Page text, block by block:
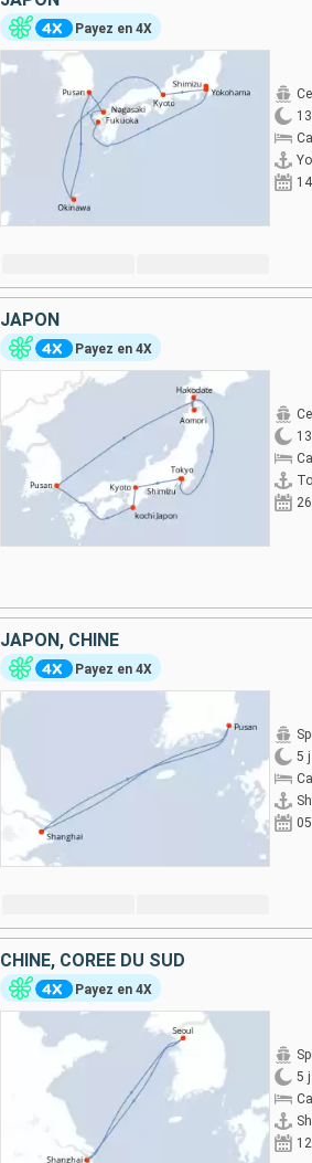
Payez en 4X
JAPON
Payez en 4X
JAPON, CHINE
Payez en 4X
5 j
CHINE, CORÉE DU SUD
Payez en 4X
5 j